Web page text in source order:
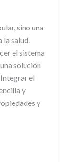
sino una
salud.
el sistema
solución
el
y
y